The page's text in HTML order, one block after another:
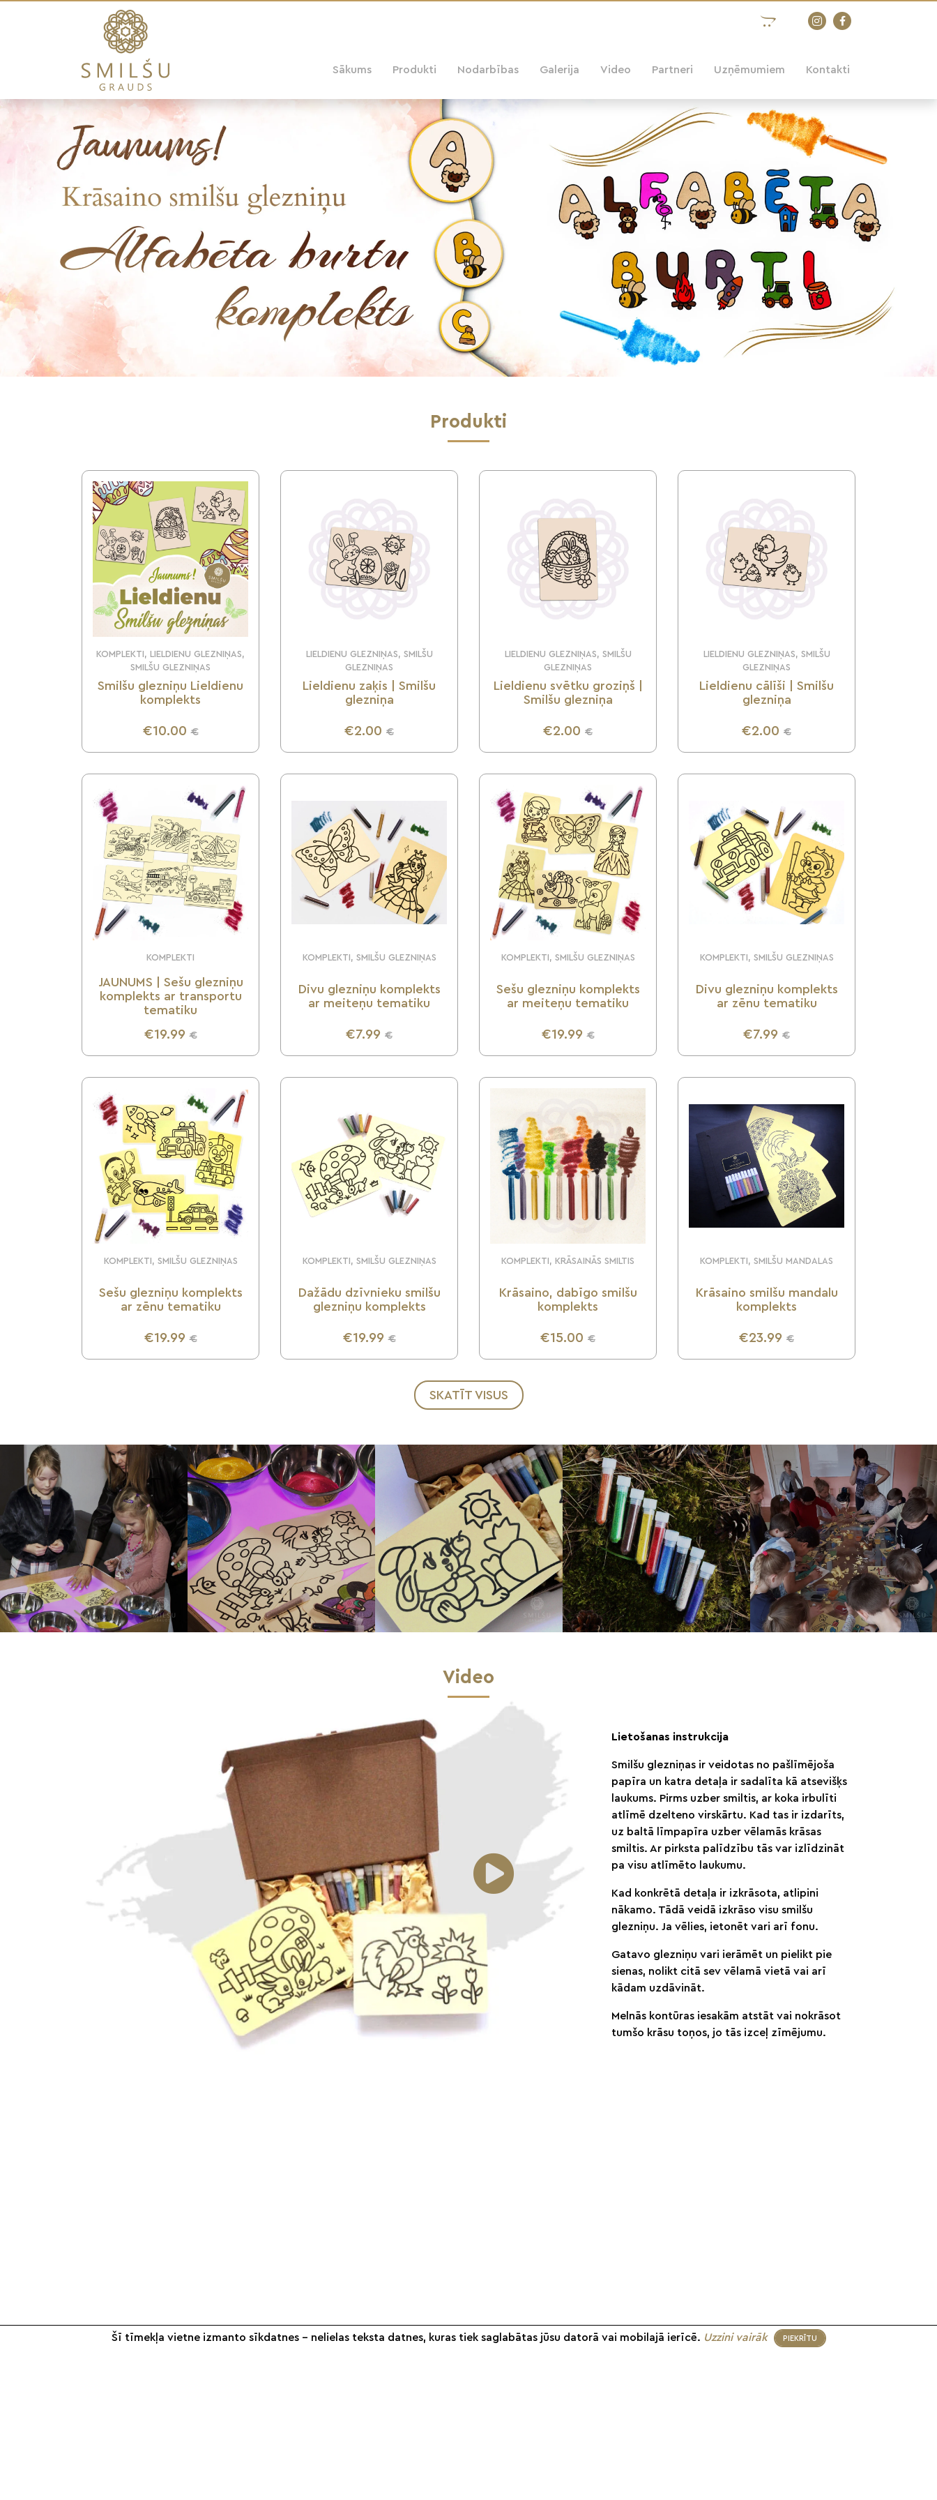
Šī tīmekļa vietne izmanto sīkdatnes – nelielas teksta datnes, kuras tiek saglabātas jūsu datorā vai mobilajā ierīcē. Uzzini vairāk PIEKRĪTU
Sākums Produkti Nodarbības Galerija Video Partneri Uzņēmumiem Kontakti
Produkti
KOMPLEKTI, LIELDIENU GLEZNIŅAS,
SMILŠU GLEZNIŅAS
Smilšu glezniņu Lieldienu
komplekts
€10.00 €
UZZINI VAIRĀK
LIELDIENU GLEZNIŅAS, SMILŠU
GLEZNIŅAS
Lieldienu zaķis | Smilšu
glezniņa
€2.00 €
UZZINI VAIRĀK
LIELDIENU GLEZNIŅAS, SMILŠU
GLEZNIŅAS
Lieldienu svētku groziņš |
Smilšu glezniņa
€2.00 €
UZZINI VAIRĀK
LIELDIENU GLEZNIŅAS, SMILŠU
GLEZNIŅAS
Lieldienu cālīši | Smilšu
glezniņa
€2.00 €
UZZINI VAIRĀK
KOMPLEKTI
JAUNUMS | Sešu glezniņu
komplekts ar transportu
tematiku
€19.99 €
UZZINI VAIRĀK
KOMPLEKTI, SMILŠU GLEZNIŅAS
Divu glezniņu komplekts
ar meiteņu tematiku
€7.99 €
UZZINI VAIRĀK
KOMPLEKTI, SMILŠU GLEZNIŅAS
Sešu glezniņu komplekts
ar meiteņu tematiku
€19.99 €
UZZINI VAIRĀK
KOMPLEKTI, SMILŠU GLEZNIŅAS
Divu glezniņu komplekts
ar zēnu tematiku
€7.99 €
UZZINI VAIRĀK
KOMPLEKTI, SMILŠU GLEZNIŅAS
Sešu glezniņu komplekts
ar zēnu tematiku
€19.99 €
UZZINI VAIRĀK
KOMPLEKTI, SMILŠU GLEZNIŅAS
Dažādu dzīvnieku smilšu
glezniņu komplekts
€19.99 €
UZZINI VAIRĀK
KOMPLEKTI, KRĀSAINĀS SMILTIS
Krāsaino, dabīgo smilšu
komplekts
€15.00 €
UZZINI VAIRĀK
KOMPLEKTI, SMILŠU MANDALAS
Krāsaino smilšu mandalu
komplekts
€23.99 €
UZZINI VAIRĀK
SKATĪT VISUS
Video
Lietošanas instrukcija
Smilšu glezniņas ir veidotas no pašlīmējoša
papīra un katra detaļa ir sadalīta kā atsevišķs
laukums. Pirms uzber smiltis, ar koka irbulīti
atlīmē dzelteno virskārtu. Kad tas ir izdarīts,
uz baltā līmpapīra uzber vēlamās krāsas
smiltis. Ar pirksta palīdzību tās var izlīdzināt
pa visu atlīmēto laukumu.
Kad konkrētā detaļa ir izkrāsota, atlipini
nākamo. Tādā veidā izkrāso visu smilšu
glezniņu. Ja vēlies, ietonēt vari arī fonu.
Gatavo glezniņu vari ierāmēt un pielikt pie
sienas, nolikt citā sev vēlamā vietā vai arī
kādam uzdāvināt.
Melnās kontūras iesakām atstāt vai nokrāsot
tumšo krāsu toņos, jo tās izceļ zīmējumu.